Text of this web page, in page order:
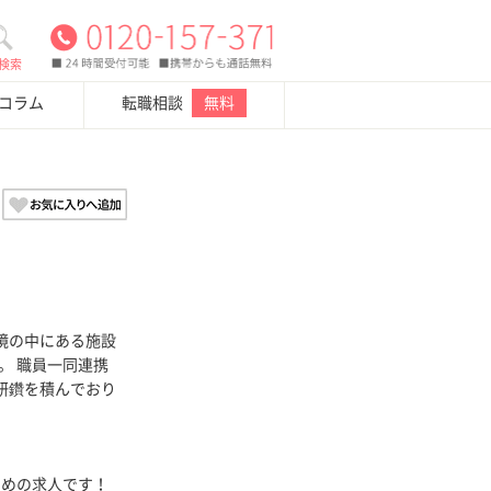
索
ラム 転職相談 無料
の中にある施設
職員一同連携
鑽を積んでおり
の求人です！